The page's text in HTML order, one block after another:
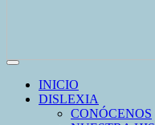
Cambiar modo de navegación
INICIO
DISLEXIA
CONÓCENOS